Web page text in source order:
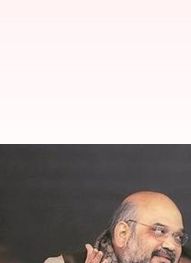
हरियाणा, महाराष्ट्र
लोकसभा चुनाव में अब चंद दिन दूर हैं।